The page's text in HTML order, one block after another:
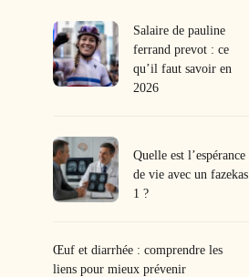
Salaire de pauline
ferrand prevot : ce
qu’il faut savoir en
2026
Quelle est l’espérance
de vie avec un fazekas
1 ?
Œuf et diarrhée : comprendre les
liens pour mieux prévenir